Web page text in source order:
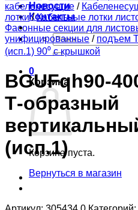
Новости
Контакты
Искать:
0
Корзина
Корзина пуста.
Вернуться в магазин
кабеленесущие /
лотки / Кабельные лотки
Фасонные секции для
унифицированные / подъем
(исп.1) 90⁰ с крышкой
BGUFqh90-
Т-образный
(исп.1)